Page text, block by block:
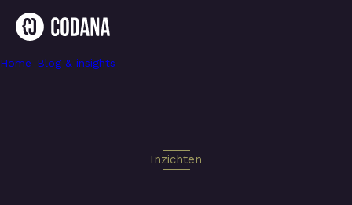
Home-Blog & insights
-
De ideale eerste werkplek
Inzichten